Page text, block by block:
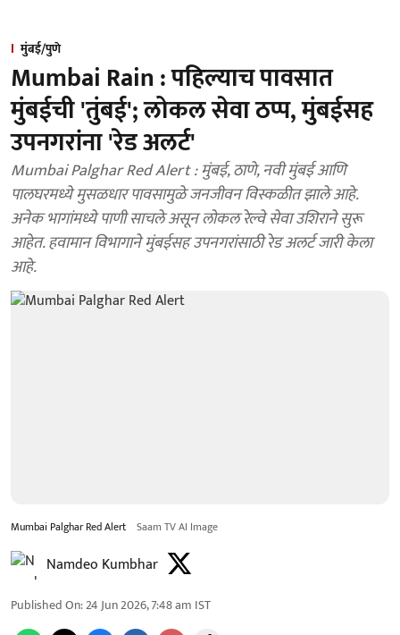
मुंबई/पुणे
Mumbai Rain : पहिल्याच पावसात
मुंबईची 'तुंबई'; लोकल सेवा ठप्प, मुंबईसह
उपनगरांना 'रेड अलर्ट'
Mumbai Palghar Red Alert : मुंबई, ठाणे, नवी मुंबई आणि
पालघरमध्ये मुसळधार पावसामुळे जनजीवन विस्कळीत झाले आहे.
अनेक भागांमध्ये पाणी साचले असून लोकल रेल्वे सेवा उशिराने सुरू
आहेत. हवामान विभागाने मुंबईसह उपनगरांसाठी रेड अलर्ट जारी केला
आहे.
Mumbai Palghar Red Alert Saam TV AI Image
Namdeo Kumbhar
Published On:24 Jun 2026, 7:48 am IST